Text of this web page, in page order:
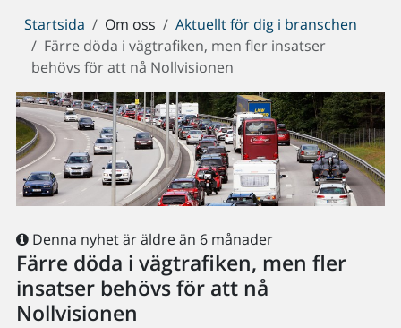
Du
är
här:
Startsida Om oss
Aktuellt för dig i branschen
Färre döda i vägtrafiken, men fler insatser
behövs för att nå Nollvisionen
Denna nyhet är äldre än 6 månader
Färre döda i vägtrafiken, men fler
insatser behövs för att nå
Nollvisionen